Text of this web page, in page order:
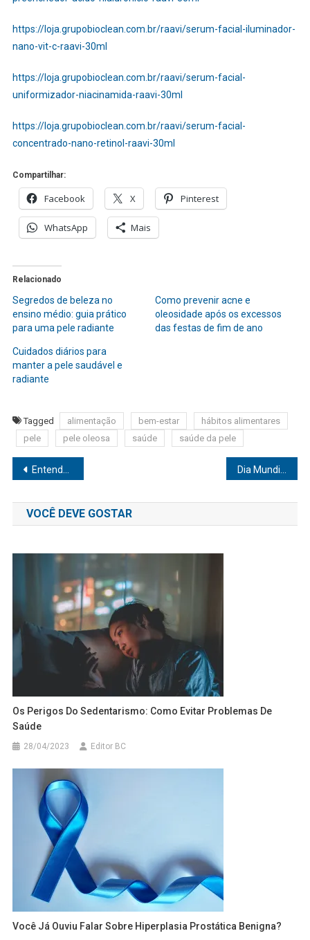
https://loja.grupobioclean.com.br/raavi/serum-facial-iluminador-
nano-vit-c-raavi-30ml
https://loja.grupobioclean.com.br/raavi/serum-facial-
uniformizador-niacinamida-raavi-30ml
https://loja.grupobioclean.com.br/raavi/serum-facial-
concentrado-nano-retinol-raavi-30ml
Compartilhar:
Facebook X Pinterest
WhatsApp Mais
Relacionado
Segredos de beleza no
ensino médio: guia prático
para uma pele radiante
Como prevenir acne e
oleosidade após os excessos
das festas de fim de ano
Cuidados diários para
manter a pele saudável e
radiante
Tagged alimentação bem-estar
hábitos alimentares
pele
pele oleosa saúde saúde da pele
Navegação
de
Post
Entenda o que é a psoríase e as suas principais formas de tratamento
VOCÊ DEVE GOSTAR
Os Perigos Do Sedentarismo: Como Evitar Problemas De
Saúde
28/04/2023 Editor BC
Você Já Ouviu Falar Sobre Hiperplasia Prostática Benigna?